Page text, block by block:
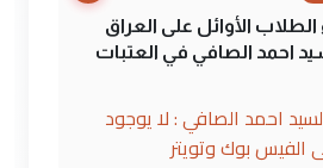
الطلاب الأوائل على العراق
احمد الصافي في العتبات
احمد الصافي : لا يوجود
الفيس بوك وتويتر